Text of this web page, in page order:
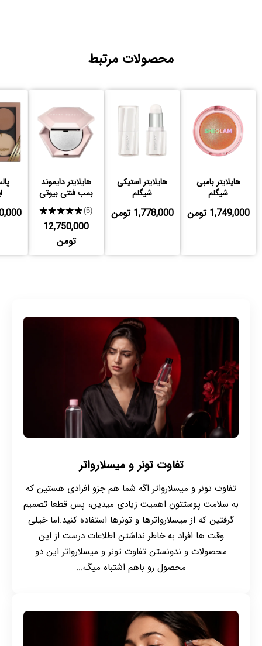
محصولات مرتبط
هایلایتر بامبی
شیگلم
1,749,000 تومن
هایلایتر استیکی
شیگلم
1,778,000 تومن
هایلایتر دایموند
بمب فنتی بیوتی
★★★★★(5)
12,750,000
تومن
تفاوت تونر و میسلارواتر
تفاوت تونر و میسلارواتر اگه شما هم جزو افرادی هستین که
به سلامت پوستتون اهمیت زیادی میدین، پس قطعا تصمیم
گرفتین که از میسلارواترها و تونرها استفاده کنید.اما خیلی
وقت ها افراد به خاطر نداشتن اطلاعات درست از این
محصولات و ندونستن تفاوت تونر و میسلارواتر این دو
محصول رو باهم اشتباه میگ...